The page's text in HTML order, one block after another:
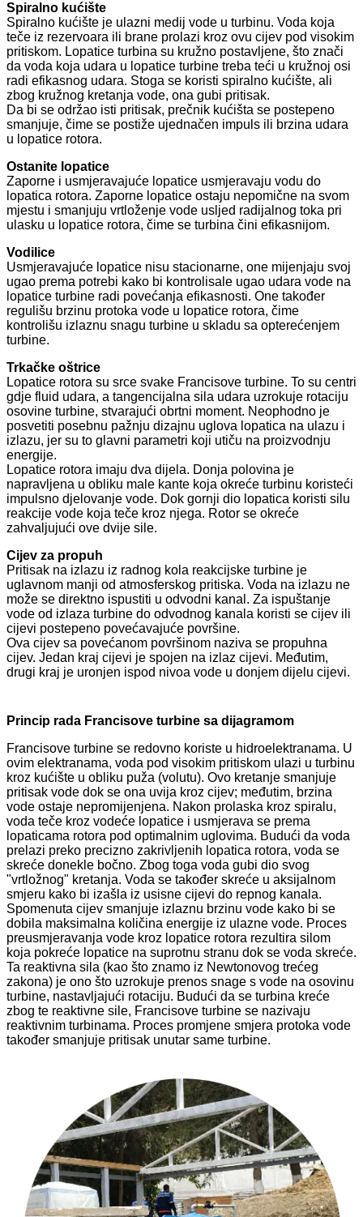
Spiralno kućište
Spiralno kućište je ulazni medij vode u turbinu. Voda koja
teče iz rezervoara ili brane prolazi kroz ovu cijev pod visokim
pritiskom. Lopatice turbina su kružno postavljene, što znači
da voda koja udara u lopatice turbine treba teći u kružnoj osi
radi efikasnog udara. Stoga se koristi spiralno kućište, ali
zbog kružnog kretanja vode, ona gubi pritisak.
Da bi se održao isti pritisak, prečnik kućišta se postepeno
smanjuje, čime se postiže ujednačen impuls ili brzina udara
u lopatice rotora.
Ostanite lopatice
Zaporne i usmjeravajuće lopatice usmjeravaju vodu do
lopatica rotora. Zaporne lopatice ostaju nepomične na svom
mjestu i smanjuju vrtloženje vode usljed radijalnog toka pri
ulasku u lopatice rotora, čime se turbina čini efikasnijom.
Vodilice
Usmjeravajuće lopatice nisu stacionarne, one mijenjaju svoj
ugao prema potrebi kako bi kontrolisale ugao udara vode na
lopatice turbine radi povećanja efikasnosti. One također
regulišu brzinu protoka vode u lopatice rotora, čime
kontrolišu izlaznu snagu turbine u skladu sa opterećenjem
turbine.
Trkačke oštrice
Lopatice rotora su srce svake Francisove turbine. To su centri
gdje fluid udara, a tangencijalna sila udara uzrokuje rotaciju
osovine turbine, stvarajući obrtni moment. Neophodno je
posvetiti posebnu pažnju dizajnu uglova lopatica na ulazu i
izlazu, jer su to glavni parametri koji utiču na proizvodnju
energije.
Lopatice rotora imaju dva dijela. Donja polovina je
napravljena u obliku male kante koja okreće turbinu koristeći
impulsno djelovanje vode. Dok gornji dio lopatica koristi silu
reakcije vode koja teče kroz njega. Rotor se okreće
zahvaljujući ove dvije sile.
Cijev za propuh
Pritisak na izlazu iz radnog kola reakcijske turbine je
uglavnom manji od atmosferskog pritiska. Voda na izlazu ne
može se direktno ispustiti u odvodni kanal. Za ispuštanje
vode od izlaza turbine do odvodnog kanala koristi se cijev ili
cijevi postepeno povećavajuće površine.
Ova cijev sa povećanom površinom naziva se propuhna
cijev. Jedan kraj cijevi je spojen na izlaz cijevi. Međutim,
drugi kraj je uronjen ispod nivoa vode u donjem dijelu cijevi.
Princip rada Francisove turbine sa dijagramom
Francisove turbine se redovno koriste u hidroelektranama. U
ovim elektranama, voda pod visokim pritiskom ulazi u turbinu
kroz kućište u obliku puža (volutu). Ovo kretanje smanjuje
pritisak vode dok se ona uvija kroz cijev; međutim, brzina
vode ostaje nepromijenjena. Nakon prolaska kroz spiralu,
voda teče kroz vodeće lopatice i usmjerava se prema
lopaticama rotora pod optimalnim uglovima. Budući da voda
prelazi preko precizno zakrivljenih lopatica rotora, voda se
skreće donekle bočno. Zbog toga voda gubi dio svog
"vrtložnog" kretanja. Voda se također skreće u aksijalnom
smjeru kako bi izašla iz usisne cijevi do repnog kanala.
Spomenuta cijev smanjuje izlaznu brzinu vode kako bi se
dobila maksimalna količina energije iz ulazne vode. Proces
preusmjeravanja vode kroz lopatice rotora rezultira silom
koja pokreće lopatice na suprotnu stranu dok se voda skreće.
Ta reaktivna sila (kao što znamo iz Newtonovog trećeg
zakona) je ono što uzrokuje prenos snage s vode na osovinu
turbine, nastavljajući rotaciju. Budući da se turbina kreće
zbog te reaktivne sile, Francisove turbine se nazivaju
reaktivnim turbinama. Proces promjene smjera protoka vode
također smanjuje pritisak unutar same turbine.